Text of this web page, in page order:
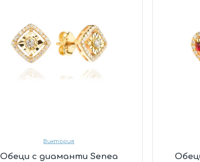
Виктория
Oбеци с диаманти Senea